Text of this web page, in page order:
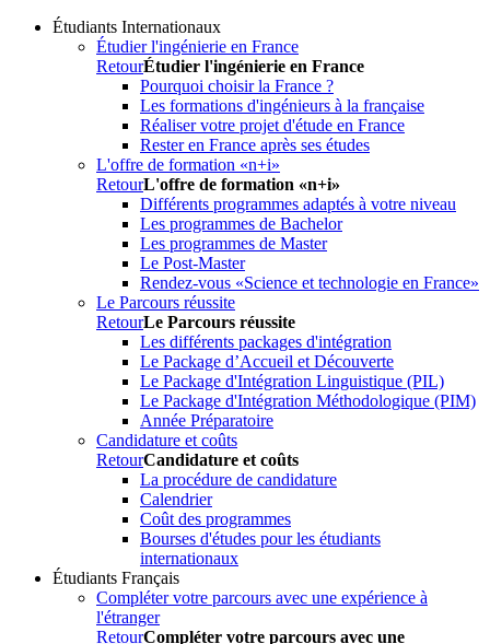
Étudiants Internationaux
Étudier l'ingénierie en France
RetourÉtudier l'ingénierie en France
Pourquoi choisir la France ?
Les formations d'ingénieurs à la française
Réaliser votre projet d'étude en France
Rester en France après ses études
L'offre de formation «n+i»
RetourL'offre de formation «n+i»
Différents programmes adaptés à votre niveau
Les programmes de Bachelor
Les programmes de Master
Le Post-Master
Rendez-vous «Science et technologie en France»
Le Parcours réussite
RetourLe Parcours réussite
Les différents packages d'intégration
Le Package d’Accueil et Découverte
Le Package d'Intégration Linguistique (PIL)
Le Package d'Intégration Méthodologique (PIM)
Année Préparatoire
Candidature et coûts
RetourCandidature et coûts
La procédure de candidature
Calendrier
Coût des programmes
Bourses d'études pour les étudiants
internationaux
Étudiants Français
Compléter votre parcours avec une expérience à
l'étranger
RetourCompléter votre parcours avec une